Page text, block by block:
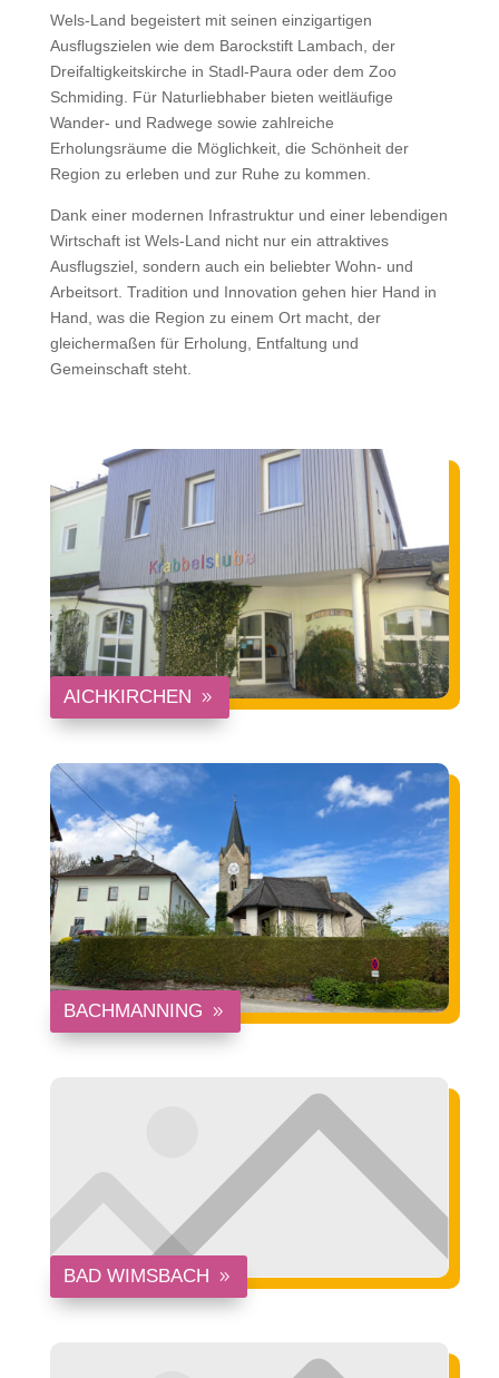
Wels-Land begeistert mit seinen einzigartigen
Ausflugszielen wie dem Barockstift Lambach, der
Dreifaltigkeitskirche in Stadl-Paura oder dem Zoo
Schmiding. Für Naturliebhaber bieten weitläufige
Wander- und Radwege sowie zahlreiche
Erholungsräume die Möglichkeit, die Schönheit der
Region zu erleben und zur Ruhe zu kommen.
Dank einer modernen Infrastruktur und einer lebendigen
Wirtschaft ist Wels-Land nicht nur ein attraktives
Ausflugsziel, sondern auch ein beliebter Wohn- und
Arbeitsort. Tradition und Innovation gehen hier Hand in
Hand, was die Region zu einem Ort macht, der
gleichermaßen für Erholung, Entfaltung und
Gemeinschaft steht.
AICHKIRCHEN
BACHMANNING
BAD WIMSBACH